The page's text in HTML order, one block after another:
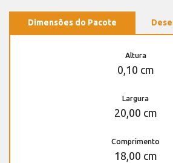
Dimensões do Pacote
Altura
0,10 cm
Largura
20,00 cm
Comprimento
18,00 cm